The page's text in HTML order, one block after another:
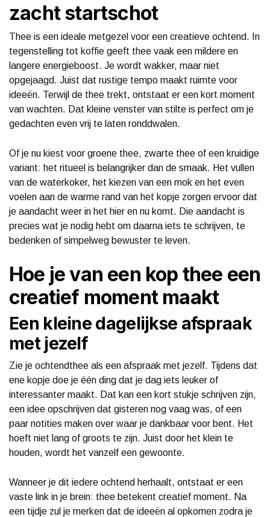
zacht startschot
Thee is een ideale metgezel voor een creatieve ochtend. In
tegenstelling tot koffie geeft thee vaak een mildere en
langere energieboost. Je wordt wakker, maar niet
opgejaagd. Juist dat rustige tempo maakt ruimte voor
ideeën. Terwijl de thee trekt, ontstaat er een kort moment
van wachten. Dat kleine venster van stilte is perfect om je
gedachten even vrij te laten ronddwalen.
Of je nu kiest voor groene thee, zwarte thee of een kruidige
variant: het ritueel is belangrijker dan de smaak. Het vullen
van de waterkoker, het kiezen van een mok en het even
voelen aan de warme rand van het kopje zorgen ervoor dat
je aandacht weer in het hier en nu komt. Die aandacht is
precies wat je nodig hebt om daarna iets te schrijven, te
bedenken of simpelweg bewuster te leven.
Hoe je van een kop thee een
creatief moment maakt
Een kleine dagelijkse afspraak
met jezelf
Zie je ochtendthee als een afspraak met jezelf. Tijdens dat
ene kopje doe je één ding dat je dag iets leuker of
interessanter maakt. Dat kan een kort stukje schrijven zijn,
een idee opschrijven dat gisteren nog vaag was, of een
paar notities maken over waar je dankbaar voor bent. Het
hoeft niet lang of groots te zijn. Juist door het klein te
houden, wordt het vanzelf een gewoonte.
Wanneer je dit iedere ochtend herhaalt, ontstaat er een
vaste link in je brein: thee betekent creatief moment. Na
een tijdje zul je merken dat de ideeën al opkomen zodra je